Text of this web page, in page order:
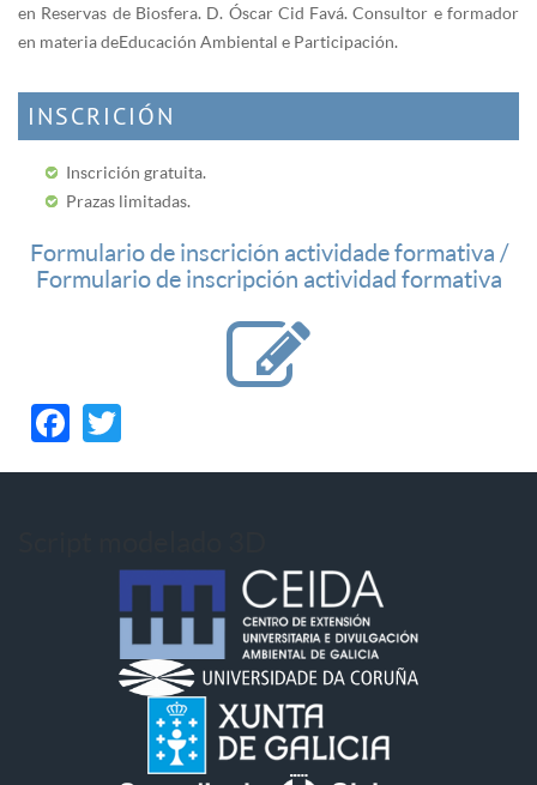
en Reservas de Biosfera. D. Óscar Cid Favá. Consultor e formador
en materia de Educación Ambiental e Participación.
INSCRICIÓN
Inscrición gratuita.
Prazas limitadas.
Formulario de inscrición actividade formativa /
Formulario de inscripción actividad formativa
Facebook